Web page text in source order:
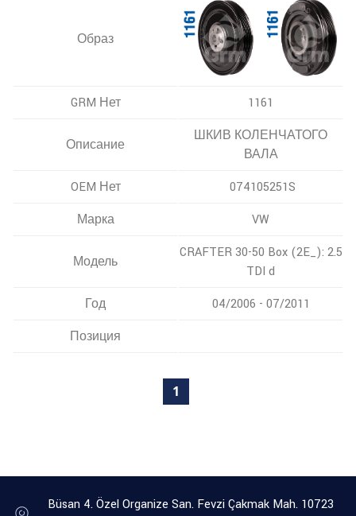
Образ
GRM Нет 1161
Описание
ШКИВ КОЛЕНЧАТОГО
ВАЛА
OEM Нет
074105251S
Марка
VW
Модель
CRAFTER 30-50 Box (2E_): 2.5
TDI d
Год
04/2006 - 07/2011
Позиция
1
Büsan 4. Özel Organize San. Fevzi Çakmak Mah. 10723